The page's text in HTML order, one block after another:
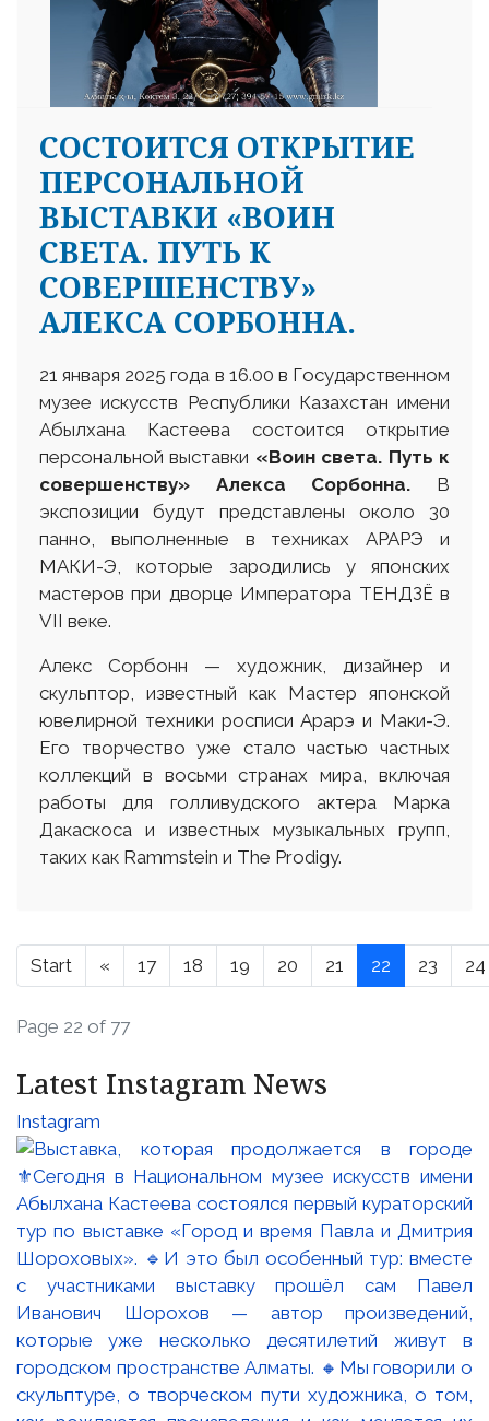
СОСТОИТСЯ ОТКРЫТИЕ
ПЕРСОНАЛЬНОЙ
ВЫСТАВКИ «ВОИН
СВЕТА. ПУТЬ К
СОВЕРШЕНСТВУ»
АЛЕКСА СОРБОННА.
21 января 2025 года в 16.00 в Государственном
музее искусств Республики Казахстан имени
Абылхана Кастеева состоится открытие
персональной выставки «Воин света. Путь к
совершенству» Алекса Сорбонна. В
экспозиции будут представлены около 30
панно, выполненные в техниках АРАРЭ и
МАКИ-Э, которые зародились у японских
мастеров при дворце Императора ТЕНДЗЁ в
VII веке.
Алекс Сорбонн — художник, дизайнер и
скульптор, известный как Мастер японской
ювелирной техники росписи Арарэ и Маки-Э.
Его творчество уже стало частью частных
коллекций в восьми странах мира, включая
работы для голливудского актера Марка
Дакаскоса и известных музыкальных групп,
таких как Rammstein и The Prodigy.
Start « 17 18 19 20 21 22 23 24
Page 22 of 77
Latest Instagram News
Instagram